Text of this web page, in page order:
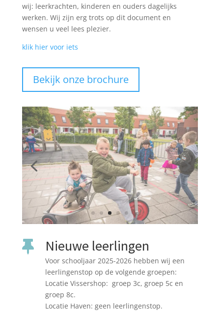
wij: leerkrachten, kinderen en ouders dagelijks
werken. Wij zijn erg trots op dit document en
wensen u veel lees plezier.
klik hier voor iets
Bekijk onze brochure
 Nieuwe leerlingen
Voor schooljaar 2025-2026 hebben wij een
leerlingenstop op de volgende groepen:
Locatie Vissershop: groep 3c, groep 5c en
groep 8c.
Locatie Haven: geen leerlingenstop.